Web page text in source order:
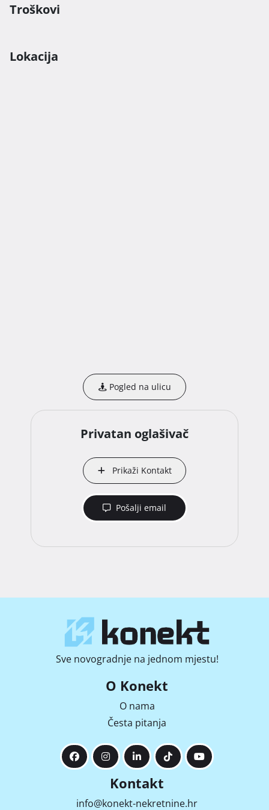
Troškovi
Lokacija
Pogled na ulicu
Privatan oglašivač
Prikaži Kontakt
Pošalji email
Sve novogradnje na jednom mjestu!
O Konekt
O nama
Česta pitanja
Kontakt
info@konekt-nekretnine.hr